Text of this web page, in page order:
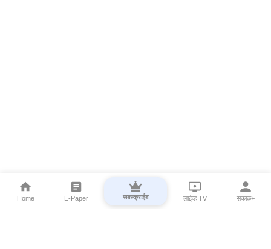
Home E-Paper सबस्क्राईब लाईव्ह TV सकाळ+